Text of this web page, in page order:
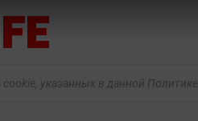
указанных в данной Политике.